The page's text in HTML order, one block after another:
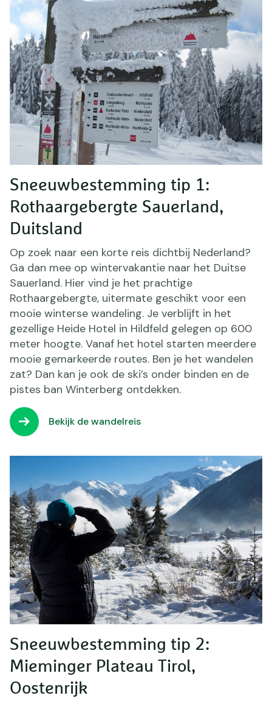
Sneeuwbestemming tip 1:
Rothaargebergte Sauerland,
Duitsland
Op zoek naar een korte reis dichtbij Nederland?
Ga dan mee op wintervakantie naar het Duitse
Sauerland. Hier vind je het prachtige
Rothaargebergte, uitermate geschikt voor een
mooie winterse wandeling. Je verblijft in het
gezellige Heide Hotel in Hildfeld gelegen op 600
meter hoogte. Vanaf het hotel starten meerdere
mooie gemarkeerde routes. Ben je het wandelen
zat? Dan kan je ook de ski’s onder binden en de
pistes ban Winterberg ontdekken.
Bekijk de wandelreis
Sneeuwbestemming tip 2:
Mieminger Plateau Tirol,
Oostenrijk